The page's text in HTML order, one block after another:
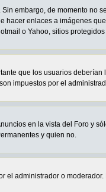
embargo, de momento
hacer enlaces a imágenes
o Yahoo, sitios
que los usuarios
impuestos por el
en la vista del Foro y
y quien no.
el administrador o